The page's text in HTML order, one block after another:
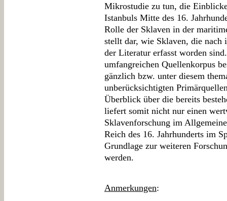
Mikrostudie zu tun, die
Istanbuls Mitte des 16.
Rolle der Sklaven in der
stellt dar, wie Sklaven, die
der Literatur erfasst worden
umfangreichen Quellenkorpus
gänzlich bzw. unter diesem
unberücksichtigten
Überblick über die bereits
liefert somit nicht nur einen
Sklavenforschung im
Reich des 16. Jahrhunderts im
Grundlage zur weiteren
werden.
Anmerkungen: